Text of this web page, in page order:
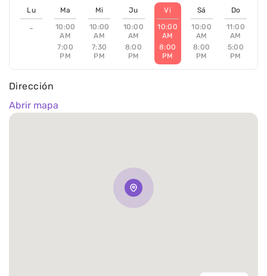
Dirección
Abrir mapa
Lu
-
Ma
10:00
AM
7:00
PM
Mi
10:00
AM
7:30
PM
Ju
10:00
AM
8:00
PM
Vi
10:00
AM
8:00
PM
Sá
10:00
AM
8:00
PM
Do
11:00
AM
5:00
PM